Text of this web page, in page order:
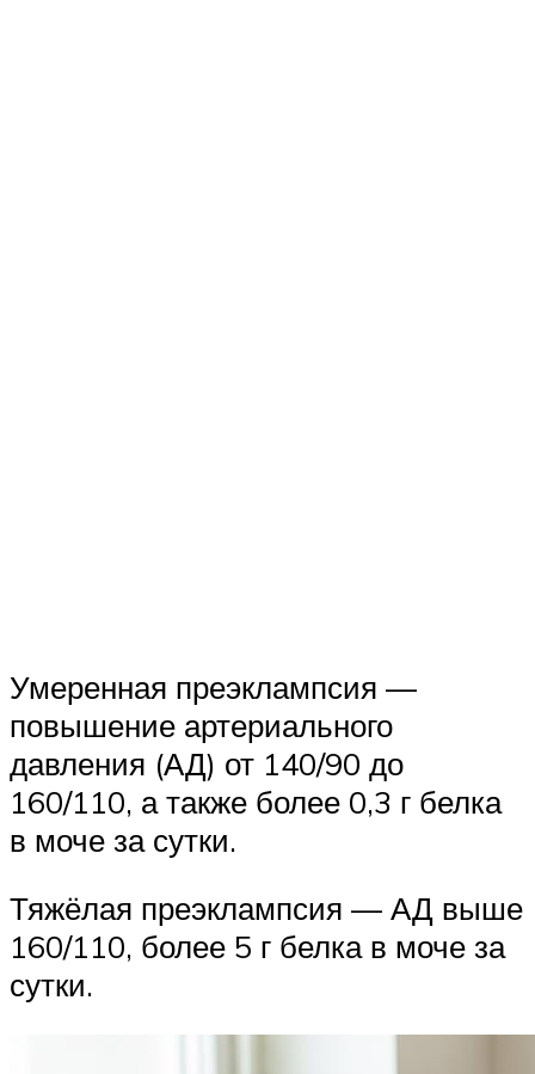
Умеренная преэклампсия —
повышение артериального
давления (АД) от 140/90 до
160/110, а также более 0,3 г белка
в моче за сутки.
Тяжёлая преэклампсия — АД выше
160/110, более 5 г белка в моче за
сутки.